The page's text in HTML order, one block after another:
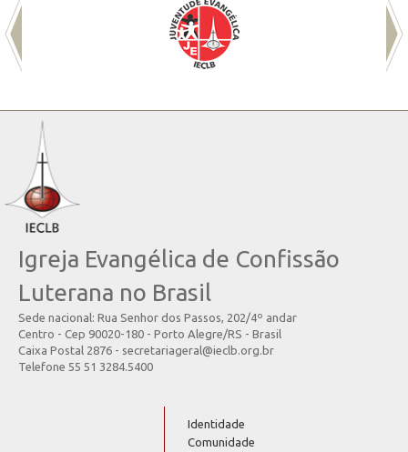
Igreja Evangélica de Confissão
Luterana no Brasil
Sede nacional: Rua Senhor dos Passos, 202/4º andar
Centro - Cep 90020-180 - Porto Alegre/RS - Brasil
Caixa Postal 2876 - secretariageral@ieclb.org.br
Telefone 55 51 3284.5400
Identidade
Comunidade